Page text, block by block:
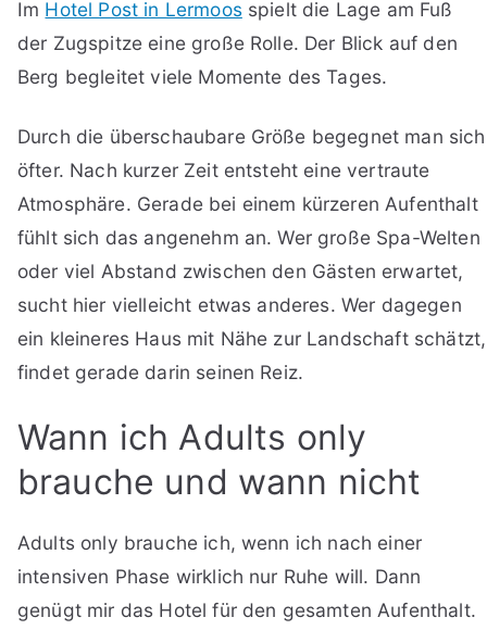
Im Hotel Post in Lermoosspielt die Lage am Fuß
der Zugspitze eine große Rolle. Der Blick auf den
Berg begleitet viele Momente des Tages.
Durch die überschaubare Größe begegnet man sich
öfter. Nach kurzer Zeit entsteht eine vertraute
Atmosphäre. Gerade bei einem kürzeren Aufenthalt
fühlt sich das angenehm an. Wer große Spa-Welten
oder viel Abstand zwischen den Gästen erwartet,
sucht hier vielleicht etwas anderes. Wer dagegen
ein kleineres Haus mit Nähe zur Landschaft schätzt,
findet gerade darin seinen Reiz.
Wann ich Adults only
brauche und wann nicht
Adults only brauche ich, wenn ich nach einer
intensiven Phase wirklich nur Ruhe will. Dann
genügt mir das Hotel für den gesamten Aufenthalt.